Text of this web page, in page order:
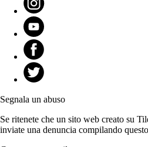
Segnala un abuso
Se ritenete che un sito web creato su
inviate una denuncia compilando questo